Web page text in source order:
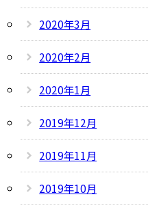
2020年3月
2020年2月
2020年1月
2019年12月
2019年11月
2019年10月